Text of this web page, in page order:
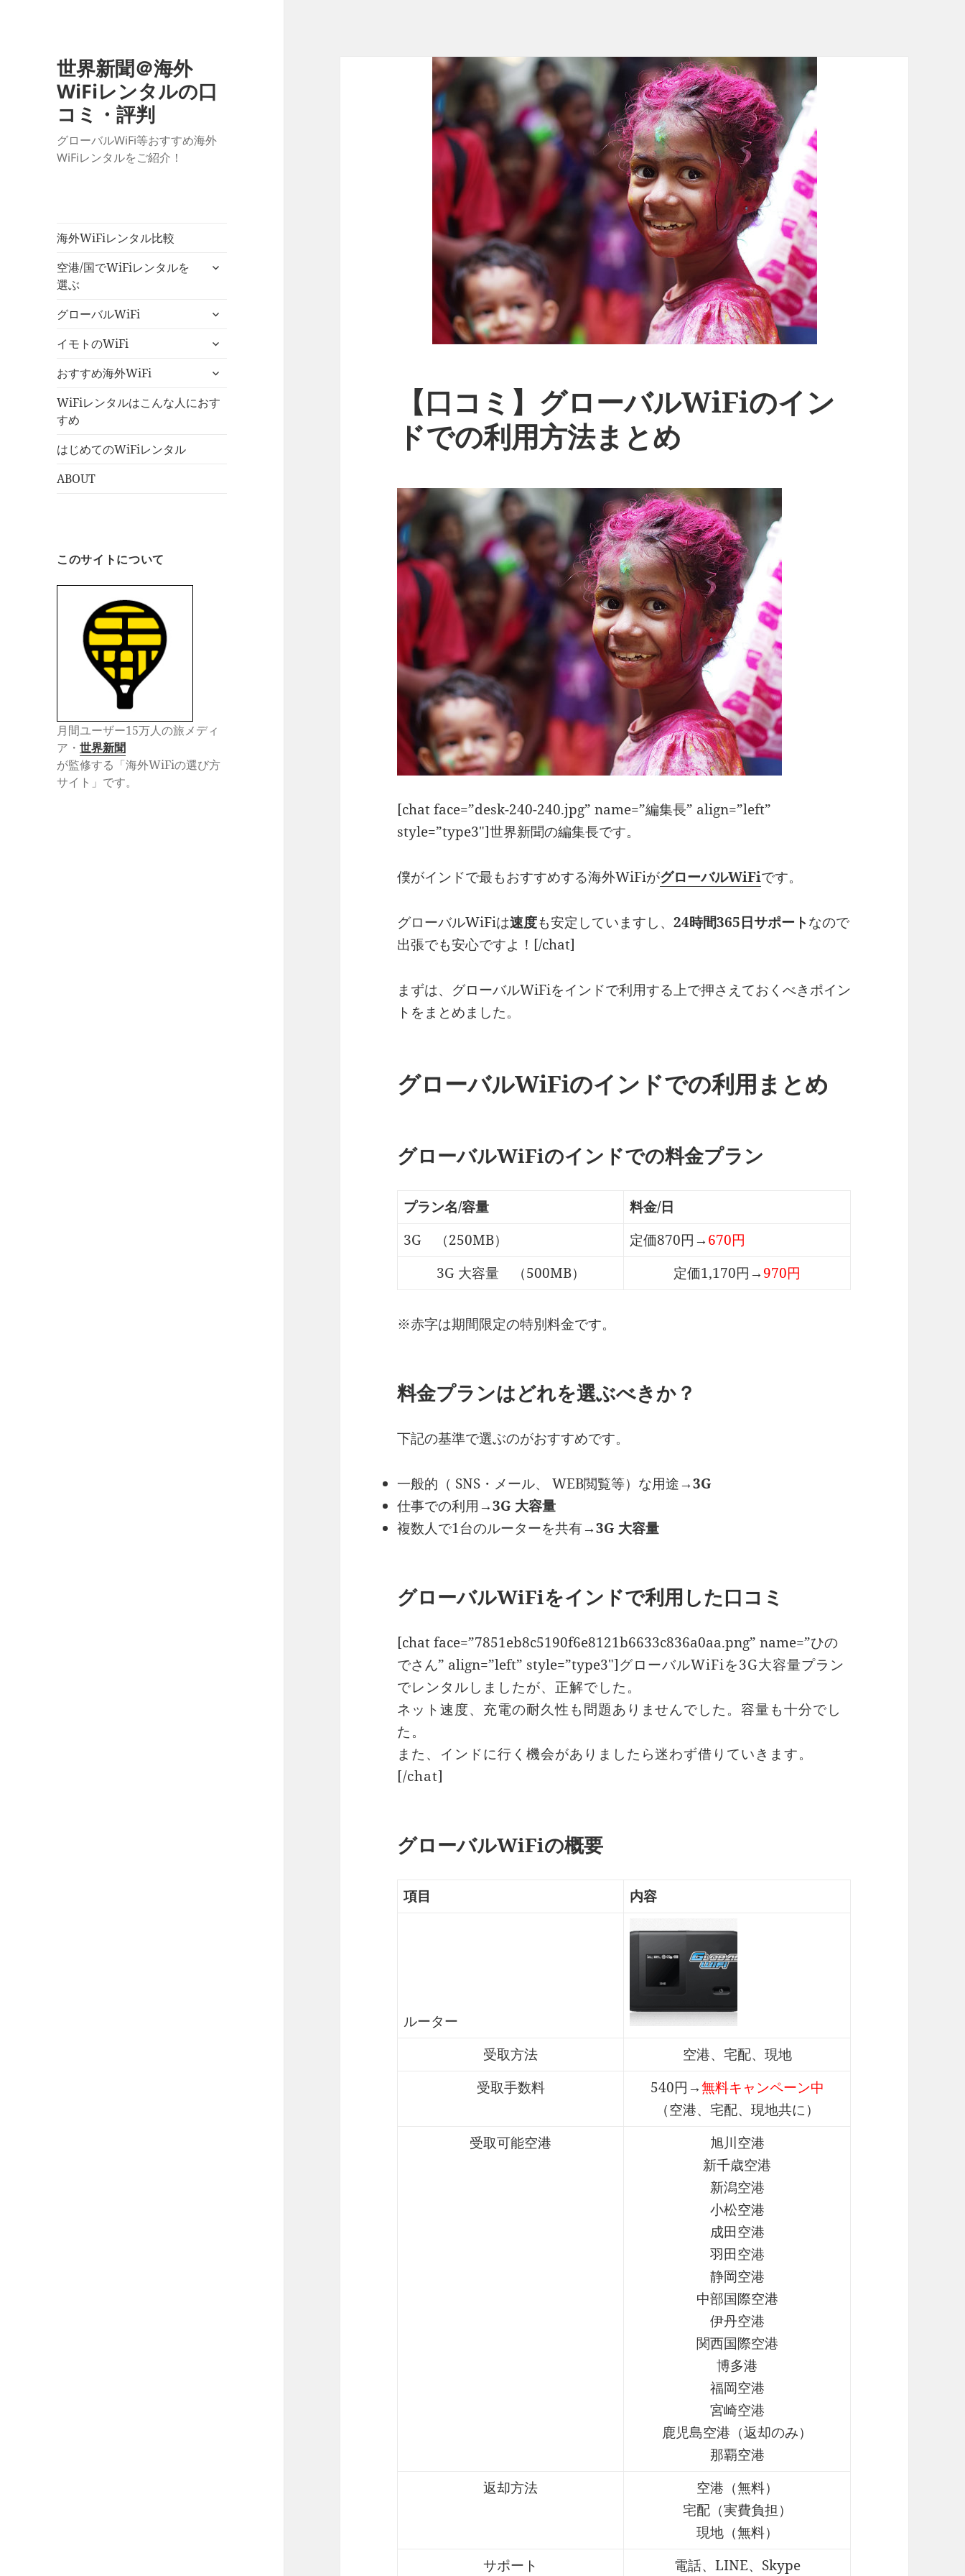
世界新聞＠海外
WiFiレンタルの口
コミ・評判
グローバルWiFi等おすすめ海外
WiFiレンタルをご紹介！
海外WiFiレンタル比較
空港/国でWiFiレンタルを
選ぶ
サ
ニ
ー
展
開
グローバルWiFi
サ
メ
ュ
を
イモトのWiFi
サ
メ
ュ
おすすめ海外WiFi
サ
メ
WiFiレンタルはこんな人におす
すめ
はじめてのWiFiレンタル
ABOUT
このサイトについて
月間ユーザー15万人の旅メディ
ア・世界新聞
が監修する「海外WiFiの選び方
サイト」です。
【口コミ】グローバルWiFiのイン
ドでの利用方法まとめ
[chat face=”desk-240-240.jpg” name=”編集長” align=”left”
style=”type3″]世界新聞の編集長です。
僕がインドで最もおすすめする海外WiFiがグローバルWiFiです。
グローバルWiFiは速度も安定していますし、24時間365日サポートなので
出張でも安心ですよ！[/chat]
まずは、グローバルWiFiをインドで利用する上で押さえておくべきポイン
トをまとめました。
グローバルWiFiのインドでの利用まとめ
グローバルWiFiのインドでの料金プラン
プラン名/容量
料金/日
3G （250MB）
定価870円→670円
3G 大容量 （500MB）
定価1,170円→970円
※赤字は期間限定の特別料金です。
料金プランはどれを選ぶべきか？
下記の基準で選ぶのがおすすめです。
一般的（ SNS・メール、 WEB閲覧等）な用途→3G
仕事での利用→3G 大容量
複数人で1台のルーターを共有→3G 大容量
グローバルWiFiをインドで利用した口コミ
[chat face=”7851eb8c5190f6e8121b6633c836a0aa.png” name=”ひの
でさん” align=”left” style=”type3″]グローバルWiFiを3G大容量プラン
でレンタルしましたが、正解でした。
ネット速度、充電の耐久性も問題ありませんでした。容量も十分でし
た。
また、インドに行く機会がありましたら迷わず借りていきます。
[/chat]
グローバルWiFiの概要
項目 内容
ルーター
受取方法
空港、宅配、現地
受取手数料
540円→無料キャンペーン中
（空港、宅配、現地共に）
受取可能空港
旭川空港
新千歳空港
新潟空港
小松空港
成田空港
羽田空港
静岡空港
中部国際空港
伊丹空港
関西国際空港
博多港
福岡空港
宮崎空港
鹿児島空港（返却のみ）
那覇空港
返却方法
空港（無料）
宅配（実費負担）
現地（無料）
サポート
電話、LINE、Skype